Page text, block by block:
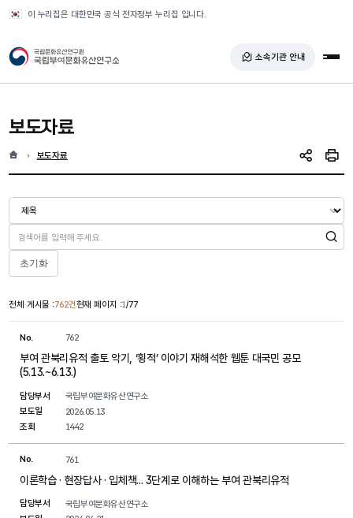
이 누리집은 대한민국 공식 전자정부 누리집 입니다.
국가유산청 국립부여문화유산연구소 소속기관 안내 전
보도자료
홈 현재 위치
보도자료 SNS 공유인쇄
검색
초기화
전체 게시물 :762건현재 페이지 :1/77
No. 762
부여 관북리유적 출토 악기, ‘횡적’ 이야기 재해석한 웹툰 대국민 공모
(5.13.~6.13.)
담당부서
국립부여문화유산연구소
보도일
2026.05.13
조회
1442
No. 761
이론학습 · 현장답사 · 입체책... 3단계로 이해하는 부여 관북리유적
담당부서
국립부여문화유산연구소